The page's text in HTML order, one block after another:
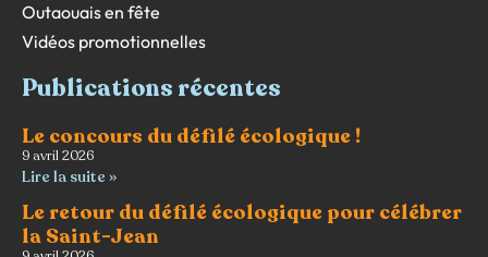
Outaouais en fête
Vidéos promotionnelles
Publications récentes
Le concours du défilé écologique !
9 avril 2026
Lire la suite »
Le retour du défilé écologique pour célébrer
la Saint-Jean